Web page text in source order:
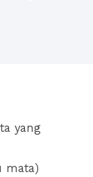
yang
mata)